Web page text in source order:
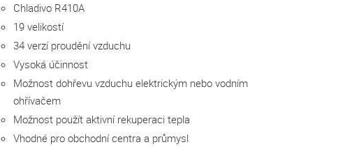
Chladivo R410A
19 velikostí
34 verzí proudění vzduchu
Vysoká účinnost
Možnost dohřevu vzduchu elektrickým nebo vodním
ohřívačem
Možnost použít aktivní rekuperaci tepla
Vhodné pro obchodní centra a průmysl